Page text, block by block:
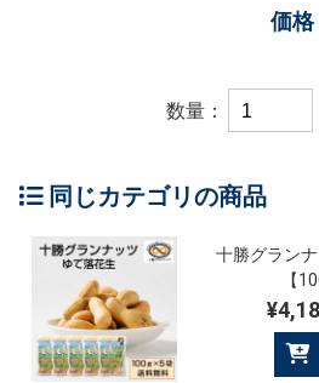
価格
数量：
同じカテゴリの商品
十勝グラン
【